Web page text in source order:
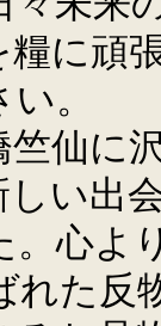
に頑
。
仙に
い出
心よ
れた反